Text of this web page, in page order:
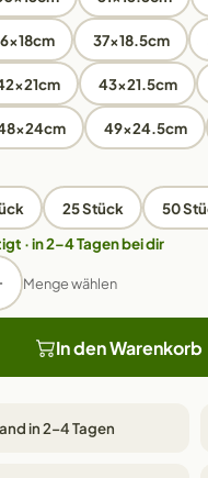
37x18.5cm
43x21.5cm
49x24.5cm
25 Stück 50
· in 2–4 Tagen bei dir
Menge wählen
In den Warenkorb
in 2–4 Tagen